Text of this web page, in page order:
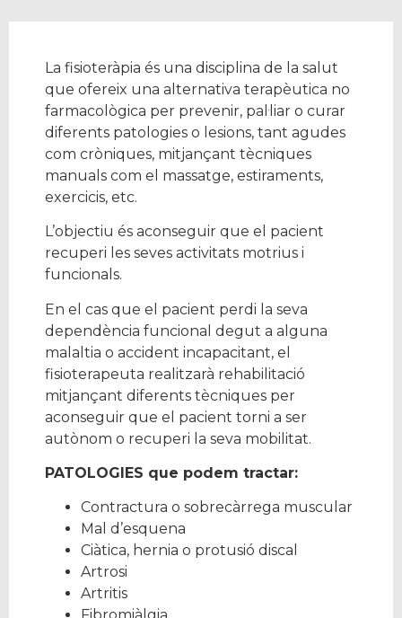
La fisioteràpia és una disciplina de la salut
que ofereix una alternativa terapèutica no
farmacològica per prevenir, pal·liar o curar
diferents patologies o lesions, tant agudes
com cròniques, mitjançant tècniques
manuals com el massatge, estiraments,
exercicis, etc.
L’objectiu és aconseguir que el pacient
recuperi les seves activitats motrius i
funcionals.
En el cas que el pacient perdi la seva
dependència funcional degut a alguna
malaltia o accident incapacitant, el
fisioterapeuta realitzarà rehabilitació
mitjançant diferents tècniques per
aconseguir que el pacient torni a ser
autònom o recuperi la seva mobilitat.
PATOLOGIES que podem tractar:
Contractura o sobrecàrrega muscular
Mal d’esquena
Ciàtica, hernia o protusió discal
Artrosi
Artritis